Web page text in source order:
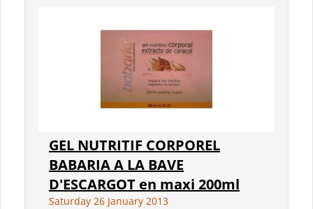
GEL NUTRITIF CORPOREL
BABARIA A LA BAVE
D'ESCARGOT en maxi 200ml
Saturday 26 January 2013